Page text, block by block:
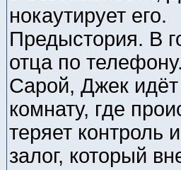
нокаутирует его.
Предыстория. В
отца по
Сарой, Джек
комнату, где
теряет контроль
залог, который